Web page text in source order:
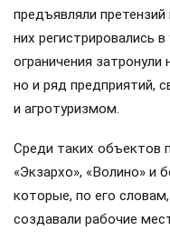
предъявляли
них регистрировались
ограничения
но и ряд предприятий,
и агротуризмом.
Среди таких объектов
«Экзархо», «Волино» и
которые, по его
создавали рабочие